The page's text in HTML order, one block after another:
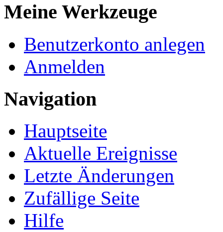
Meine Werkzeuge
Benutzerkonto anlegen
Anmelden
Navigation
Hauptseite
Aktuelle Ereignisse
Letzte Änderungen
Zufällige Seite
Hilfe